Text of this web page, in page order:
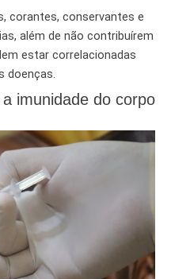
corantes, conservantes e
além de não contribuírem
estar correlacionadas
doenças.
imunidade do corpo